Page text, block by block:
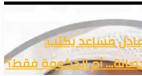
مساعد يكتب:
أم الحكومة فقط؟